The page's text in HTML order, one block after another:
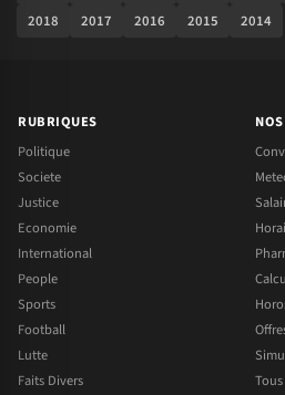
2018
2017 2016 2015 2014
RUBRIQUES
Politique
Societe
Justice
Economie
International
People
Sports
Football
Lutte
Faits Divers